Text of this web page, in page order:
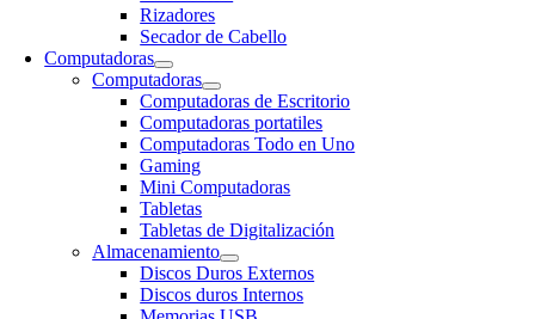
Rizadores
Secador de Cabello
Computadoras
Computadoras
Computadoras de Escritorio
Computadoras portatiles
Computadoras Todo en Uno
Gaming
Mini Computadoras
Tabletas
Tabletas de Digitalización
Almacenamiento
Discos Duros Externos
Discos duros Internos